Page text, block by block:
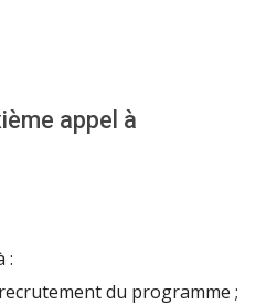
appel à
:
du programme ;